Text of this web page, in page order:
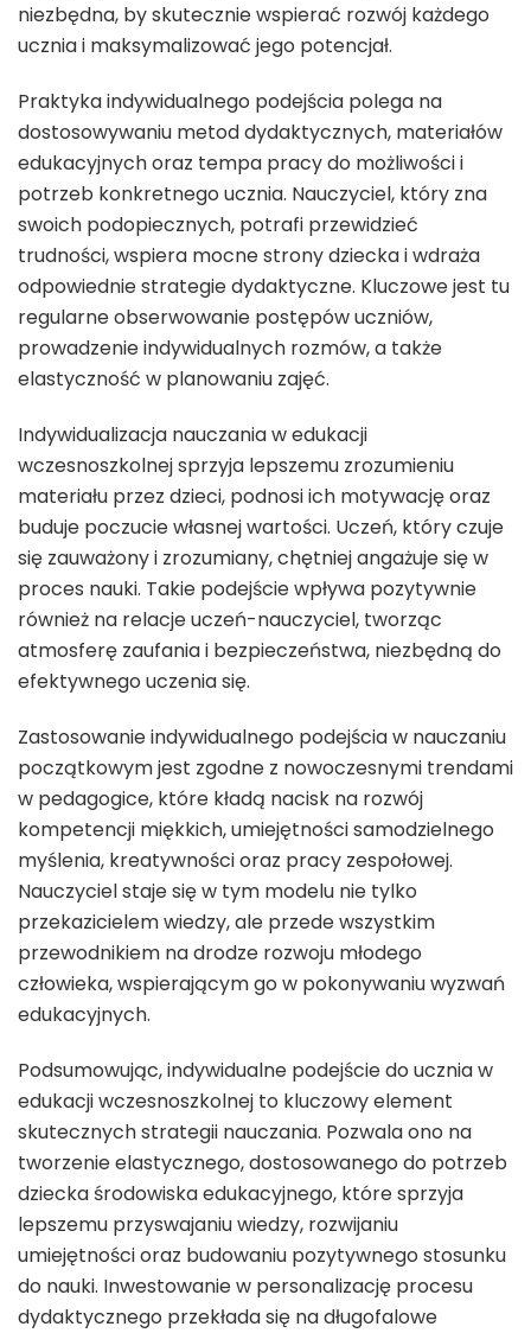
niezbędna, by skutecznie wspierać rozwój każdego
ucznia i maksymalizować jego potencjał.
Praktyka indywidualnego podejścia polega na
dostosowywaniu metod dydaktycznych, materiałów
edukacyjnych oraz tempa pracy do możliwości i
potrzeb konkretnego ucznia. Nauczyciel, który zna
swoich podopiecznych, potrafi przewidzieć
trudności, wspiera mocne strony dziecka i wdraża
odpowiednie strategie dydaktyczne. Kluczowe jest tu
regularne obserwowanie postępów uczniów,
prowadzenie indywidualnych rozmów, a także
elastyczność w planowaniu zajęć.
Indywidualizacja nauczania w edukacji
wczesnoszkolnej sprzyja lepszemu zrozumieniu
materiału przez dzieci, podnosi ich motywację oraz
buduje poczucie własnej wartości. Uczeń, który czuje
się zauważony i zrozumiany, chętniej angażuje się w
proces nauki. Takie podejście wpływa pozytywnie
również na relacje uczeń-nauczyciel, tworząc
atmosferę zaufania i bezpieczeństwa, niezbędną do
efektywnego uczenia się.
Zastosowanie indywidualnego podejścia w nauczaniu
początkowym jest zgodne z nowoczesnymi trendami
w pedagogice, które kładą nacisk na rozwój
kompetencji miękkich, umiejętności samodzielnego
myślenia, kreatywności oraz pracy zespołowej.
Nauczyciel staje się w tym modelu nie tylko
przekazicielem wiedzy, ale przede wszystkim
przewodnikiem na drodze rozwoju młodego
człowieka, wspierającym go w pokonywaniu wyzwań
edukacyjnych.
Podsumowując, indywidualne podejście do ucznia w
edukacji wczesnoszkolnej to kluczowy element
skutecznych strategii nauczania. Pozwala ono na
tworzenie elastycznego, dostosowanego do potrzeb
dziecka środowiska edukacyjnego, które sprzyja
lepszemu przyswajaniu wiedzy, rozwijaniu
umiejętności oraz budowaniu pozytywnego stosunku
do nauki. Inwestowanie w personalizację procesu
dydaktycznego przekłada się na długofalowe